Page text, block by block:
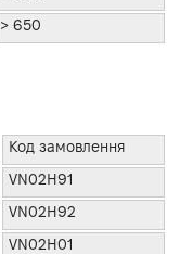
> 650
Код замовлення
VN02H91
VN02H92
VN02H01